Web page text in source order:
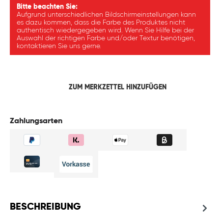
Bitte beachten Sie:
Aufgrund unterschiedlichen Bildschirmeinstellungen kann
es dazu kommen, dass die Farbe des Produktes nicht
authentisch wiedergegeben wird. Wenn Sie Hilfe bei der
Auswahl der richtigen Farbe und/oder Textur benötigen,
kontaktieren Sie uns gerne.
ZUM MERKZETTEL HINZUFÜGEN
Zahlungsarten
BESCHREIBUNG